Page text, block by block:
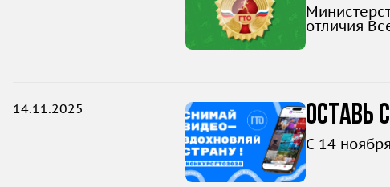
отличия
14.11.2025 Оставь
С 14